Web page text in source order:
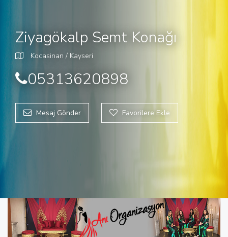
Ziyagökalp Semt Konağı
Kocasinan / Kayseri
05313620898
Mesaj Gönder Favorilere Ekle